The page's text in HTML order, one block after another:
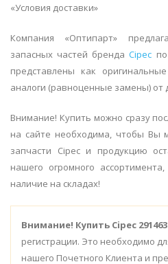
«Условия доставки»
Компания «Оптипарт»
запасных частей брендаCipec
представлены как
аналоги (равноценные замены) от
Внимание! Купить можно сразу
на сайте необходима, чтобы Вы
запчасти Cipec и продукцию
нашего огромного
наличие на складах!
Внимание! Купить Cipec 291463
регистрации. Это необходимо
нашего Почетного Клиента и